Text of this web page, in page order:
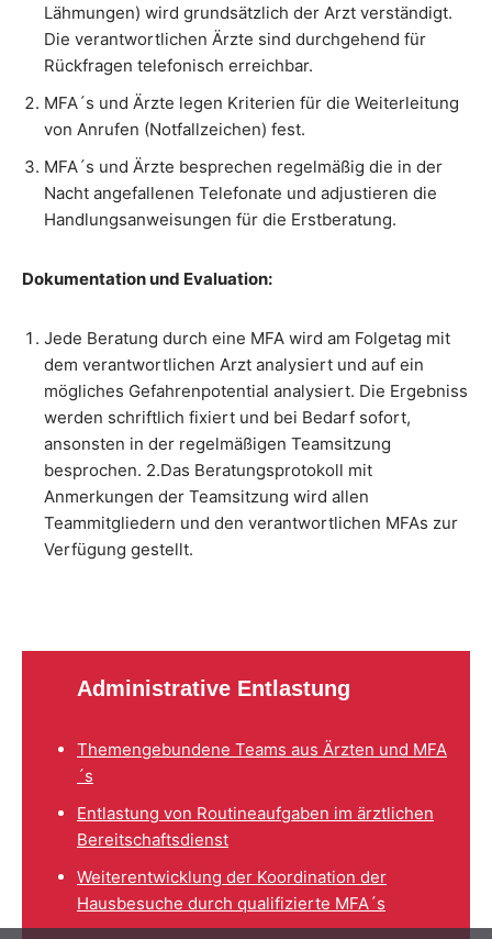
Lähmungen) wird grundsätzlich der Arzt verständigt.
Die verantwortlichen Ärzte sind durchgehend für
Rückfragen telefonisch erreichbar.
MFA´s und Ärzte legen Kriterien für die Weiterleitung
von Anrufen (Notfallzeichen) fest.
MFA´s und Ärzte besprechen regelmäßig die in der
Nacht angefallenen Telefonate und adjustieren die
Handlungsanweisungen für die Erstberatung.
Dokumentation und Evaluation:
Jede Beratung durch eine MFA wird am Folgetag mit
dem verantwortlichen Arzt analysiert und auf ein
mögliches Gefahrenpotential analysiert. Die Ergebniss
werden schriftlich fixiert und bei Bedarf sofort,
ansonsten in der regelmäßigen Teamsitzung
besprochen. 2.Das Beratungsprotokoll mit
Anmerkungen der Teamsitzung wird allen
Teammitgliedern und den verantwortlichen MFAs zur
Verfügung gestellt.
Administrative Entlastung
Themengebundene Teams aus Ärzten und MFA
´s
Entlastung von Routineaufgaben im ärztlichen
Bereitschaftsdienst
Weiterentwicklung der Koordination der
Hausbesuche durch qualifizierte MFA´s